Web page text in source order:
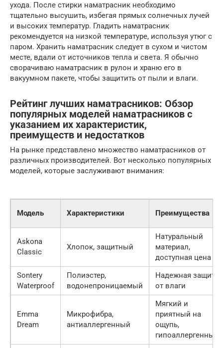
ухода. После стирки наматрасник необходимо
тщательно высушить, избегая прямых солнечных лучей
и высоких температур. Гладить наматрасник
рекомендуется на низкой температуре, используя утюг с
паром. Хранить наматрасник следует в сухом и чистом
месте, вдали от источников тепла и света. Я обычно
сворачиваю наматрасник в рулон и храню его в
вакуумном пакете, чтобы защитить от пыли и влаги.
Рейтинг лучших наматрасников: Обзор
популярных моделей наматрасников с
указанием их характеристик,
преимуществ и недостатков
На рынке представлено множество наматрасников от
различных производителей. Вот несколько популярных
моделей, которые заслуживают внимания:
Модель Характеристики Преимущества
Askona
Classic
Хлопок, защитный
Натуральный
материал,
доступная цена
Sontery
Waterproof
Полиэстер,
водонепроницаемый
Надежная защита
от влаги
Emma
Dream
Микрофибра,
антиаллергенный
Мягкий и
приятный на
ощупь,
гипоаллергенный